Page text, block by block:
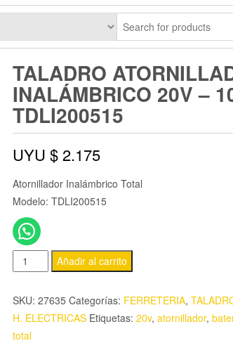
TALADRO
INALÁMBRICO 20V –
TDLI200515
UYU $ 2.175
Atornillador Inalámbrico Total
Modelo: TDLI200515
Añadir al carrito
SKU: 27635 Categorías: FERRETERIA,
H. ELECTRICAS Etiquetas: 20v, atornillador,
total